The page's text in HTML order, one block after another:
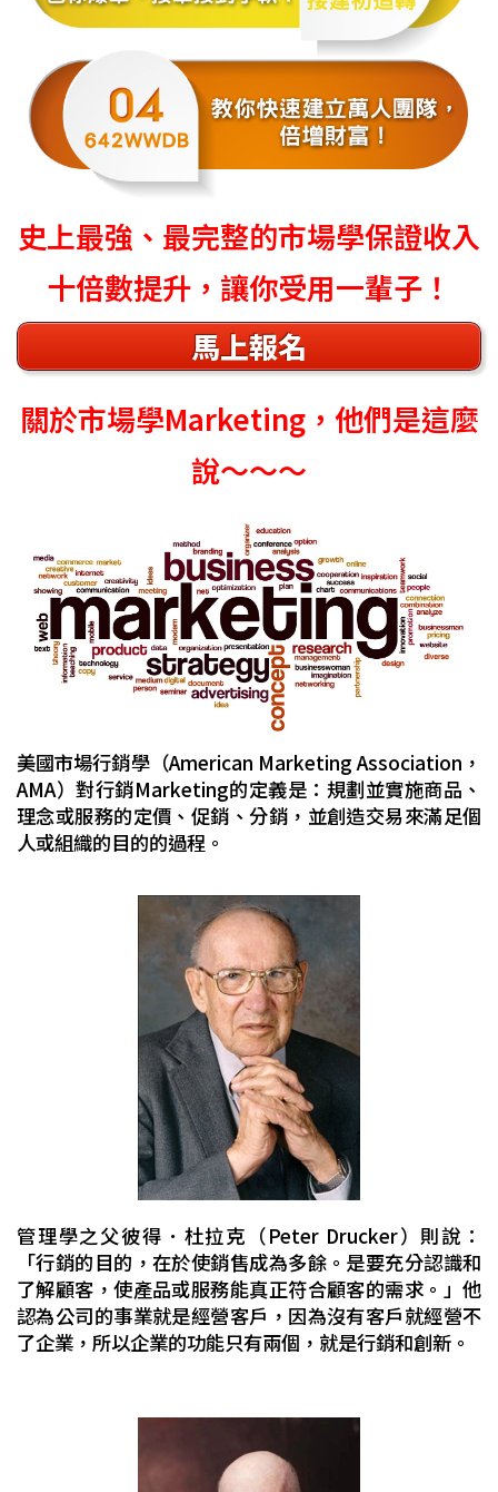
史上最強、最完整的市場學保證收入
十倍數提升，讓你受用一輩子！
馬上報名
關於市場學Marketing，他們是這麼
說～～～
美國市場行銷學（American Marketing Association，
AMA）對行銷Marketing的定義是：規劃並實施商品、
理念或服務的定價、促銷、分銷，並創造交易來滿足個
人或組織的目的的過程。
管理學之父彼得．杜拉克（Peter Drucker）則說：
「行銷的目的，在於使銷售成為多餘。是要充分認識和
了解顧客，使產品或服務能真正符合顧客的需求。」他
認為公司的事業就是經營客戶，因為沒有客戶就經營不
了企業，所以企業的功能只有兩個，就是行銷和創新。